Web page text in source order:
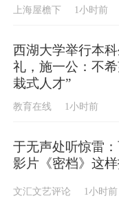
上海屋檐下 1小时前
西湖大学举行本
礼，施一公：不
栽式人才”
教育在线 1小时前
于无声处听惊雷
影片《密档》这
文汇文艺评论 1小时前